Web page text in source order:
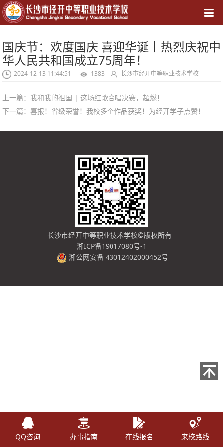
导航
国庆节：欢度国庆 喜迎华诞丨热烈庆祝中
华人民共和国成立75周年！
2024-12-13 11:44:51 1383 长沙市经开中等职业技术学校
上一篇： 我和我的祖国 | 这场红歌合唱决赛，超燃！
下一篇： 喜报！省级荣誉！我校多个作品获奖！为经开学子点赞！
长沙市经开中等职业技术学校©版权所有
湘ICP备19017080号-1
湘公网安备 43012402000452号
QQ咨询 办事指南 在线报名 来校路线